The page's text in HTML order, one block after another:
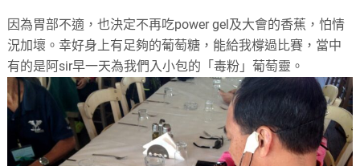
因為胃部不適，也決定不再吃power gel及大會的香蕉，怕情
況加壞。幸好身上有足夠的葡萄糖，能給我橕過比賽，當中
有的是阿sir早一天為我們入小包的「毒粉」葡萄靈。